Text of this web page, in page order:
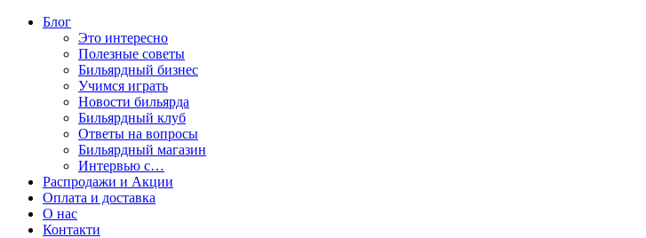
Блог
Это интересно
Полезные советы
Бильярдный бизнес
Учимся играть
Новости бильярда
Бильярдный клуб
Ответы на вопросы
Бильярдный магазин
Интервью с…
Распродажи и Акции
Оплата и доставка
О нас
Контакти